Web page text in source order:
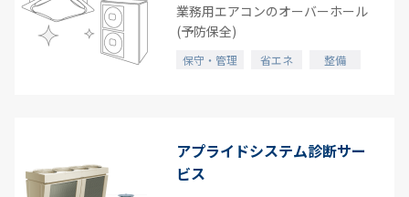
業務用エアコンのオーバーホール
(予防保全)
保守・管理 省エネ 整備
アプライドシステム診断サー
ビス